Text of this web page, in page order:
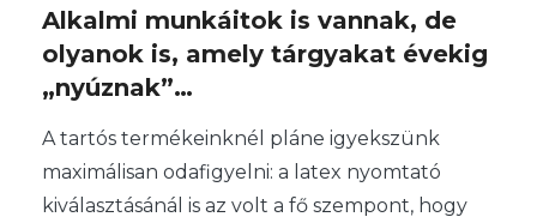
Alkalmi munkáitok is vannak, de
olyanok is, amely tárgyakat évekig
„nyúznak”…
A tartós termékeinknél pláne igyekszünk
maximálisan odafigyelni: a latex nyomtató
kiválasztásánál is az volt a fő szempont, hogy